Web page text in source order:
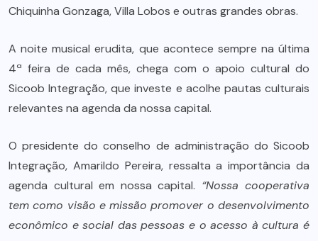
Chiquinha Gonzaga, Villa Lobos e outras grandes obras.
A noite musical erudita, que acontece sempre na última
4ª feira de cada mês, chega com o apoio cultural do
Sicoob Integração, que investe e acolhe pautas culturais
relevantes na agenda da nossa capital.
O presidente do conselho de administração do Sicoob
Integração, Amarildo Pereira, ressalta a importância da
agenda cultural em nossa capital. “Nossa cooperativa
tem como visão e missão promover o desenvolvimento
econômico e social das pessoas e o acesso à cultura é